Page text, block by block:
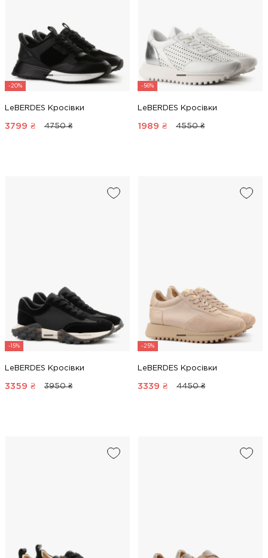
-20%
LeBERDES Кросівки
3799 ₴ 4750 ₴
-56%
LeBERDES Кросівки
1989 ₴ 4550 ₴
-15%
LeBERDES Кросівки
3359 ₴ 3950 ₴
-25%
LeBERDES Кросівки
3339 ₴ 4450 ₴